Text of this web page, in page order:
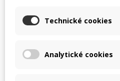
CHCI LEPŠÍ CENU
Technické cookies
Analytické cookies